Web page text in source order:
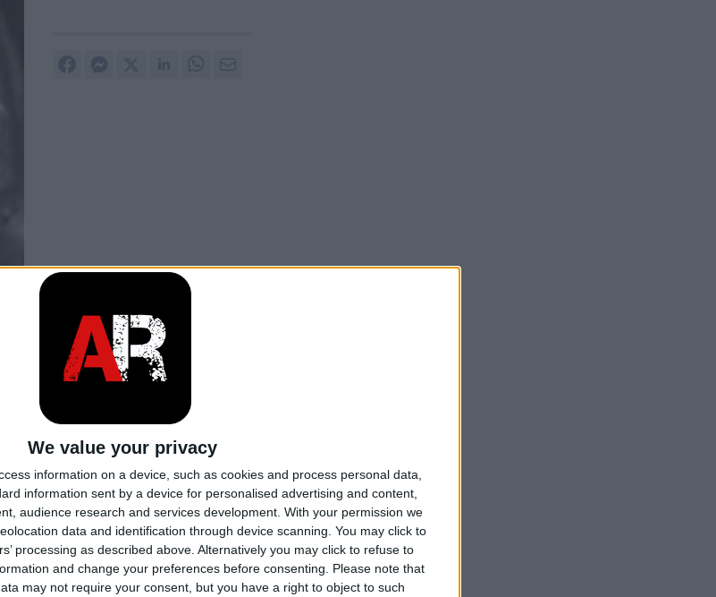
We value your privacy
information on a device, such as cookies and process personal data,
information sent by a device for personalised advertising and content,
audience research and services development. With your permission we
data and identification through device scanning. You may click to
processing as described above. Alternatively you may click to refuse to
and change your preferences before consenting.
Please note that
may not require your consent, but you have a right to object to such